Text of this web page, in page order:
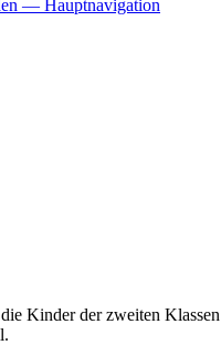
— Hauptnavigation
Kinder der zweiten Klassen